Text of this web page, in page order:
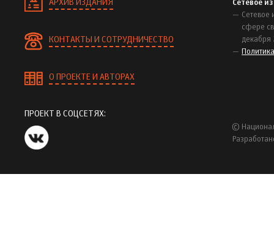
АРХИВ ИЗДАНИЯ
КОНТАКТЫ И СОТРУДНИЧЕСТВО
О ПРОЕКТЕ И АВТОРАХ
Сетевое
Сетевое
сфере
декабря
ПРОЕКТ В СОЦСЕТЯХ:
©